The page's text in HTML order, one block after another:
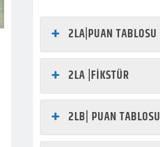
2LA|PUAN TABLOSU
2LA |FİKSTÜR
2LB| PUAN TABLOSU